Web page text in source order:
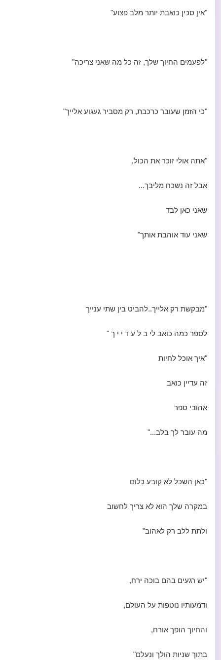
"אין סכין כואבת יותר מלב פצוע"
"לפעמים החיוך שלך, זה כל מה שאני צריכה"
"כי הזמן שעובר כרכבת, רק מסביר געגוע אלייך"
"אתה אולי זוכר את הכול,
אבל זה נשכח מליבך...
שאני כאן לבד
שאני עוד אוהבת אותך"
"מבקשת רק אלייך..להביט בין שתי ענייך
לספר כמה כואב לי ב ל ע ד י י ך "
"איך אוכל לחיות
זה עדיין כואב
אהובי ספר
מה עובר לך בלב..."
"כאן השכל לא קובע כלום
במקרה שלך הוא לא צריך לחשוב
ולתת ללב רק לאהוב"
"יש רגעים בהם בוכה ירח,
ודמעותיו נוטפות על העולם,
והחיוך הופך אורח,
בתוך שניות הולך ונעלם"